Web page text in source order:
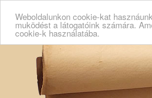
Weboldalunkon cookie-kat
muködést a látogatóink számára.
cookie-k használatába.